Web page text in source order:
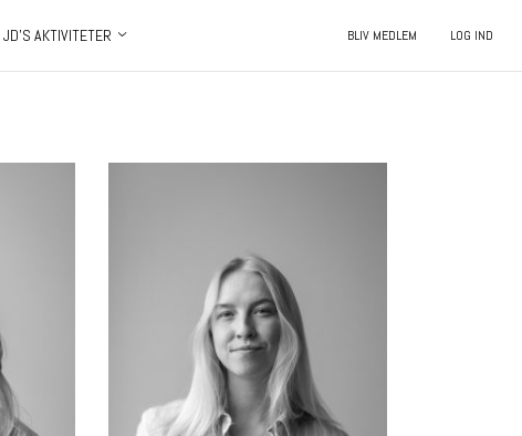
JD’S AKTIVITETER BLIV MEDLEM LOG IND